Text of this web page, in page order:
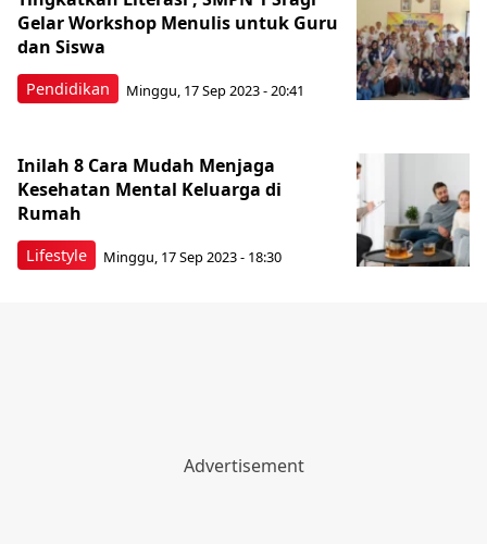
Pendidikan
Gelar Workshop Menulis untuk Guru
dan Siswa
Minggu, 17 Sep 2023 - 20:41
Lifestyle
Inilah 8 Cara Mudah Menjaga
Kesehatan Mental Keluarga di
Rumah
Minggu, 17 Sep 2023 - 18:30